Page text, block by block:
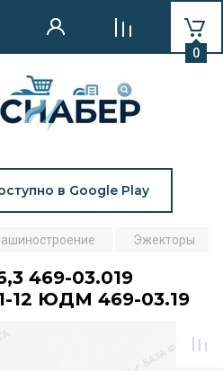
в Google Play
0
Эжекторы
469-03.019
12 ЮДМ 469-03.19